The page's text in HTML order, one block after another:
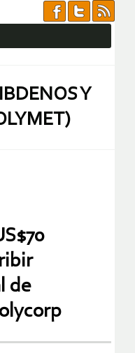
Y
de